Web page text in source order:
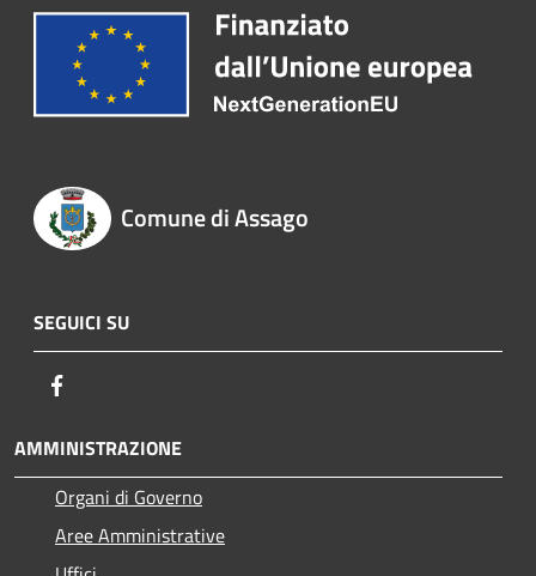
Comune di Assago
SEGUICI SU
AMMINISTRAZIONE
Organi di Governo
Aree Amministrative